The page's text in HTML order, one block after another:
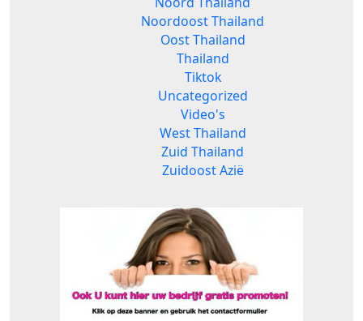
Noordoost Thailand
Oost Thailand
Thailand
Tiktok
Uncategorized
Video's
West Thailand
Zuid Thailand
Zuidoost Azië